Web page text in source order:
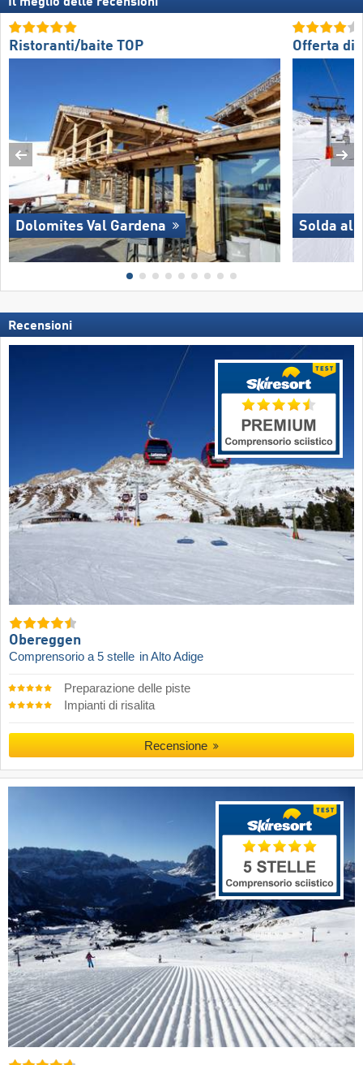
Ristoranti/baite TOP
Dolomites Val Gardena
Offerta di
Solda
Recensioni
Obereggen
Comprensorio a 5 stelle in Alto Adige
Preparazione delle piste
Impianti di risalita
Recensione